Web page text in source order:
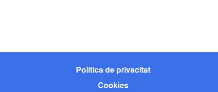
Política de privacitat
Cookies